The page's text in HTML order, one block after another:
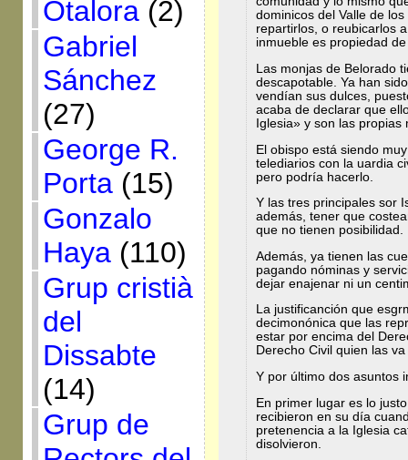
Otalora(2)
Gabriel
Sánchez
(27)
George R.
Porta(15)
Gonzalo
Haya(110)
Grup cristià
del
Dissabte
(14)
Grup de
dominicos del Valle de
repartirlos, o reubicarlos
inmueble es propiedad
Las monjas de Belorado
descapotable. Ya han
vendían sus dulces,
acaba de declarar que
Iglesia» y son las
El obispo está siendo
telediarios con la uardia
pero podría hacerlo.
Y las tres principales sor
además, tener que
que no tienen posibilidad.
Además, ya tienen las
pagando nóminas y
dejar enajenar ni un
La justificanción que
decimonónica que las
estar por encima del
Derecho Civil quien las
Y por último dos asuntos
En primer lugar es lo
recibieron en su día
pretenencia a la Iglesia
disolvieron.